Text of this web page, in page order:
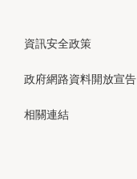
資訊安全政策
政府網路資料開放宣告
相關連結